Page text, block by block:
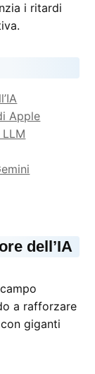
i ritardi
Apple
dell’IA
a rafforzare
giganti